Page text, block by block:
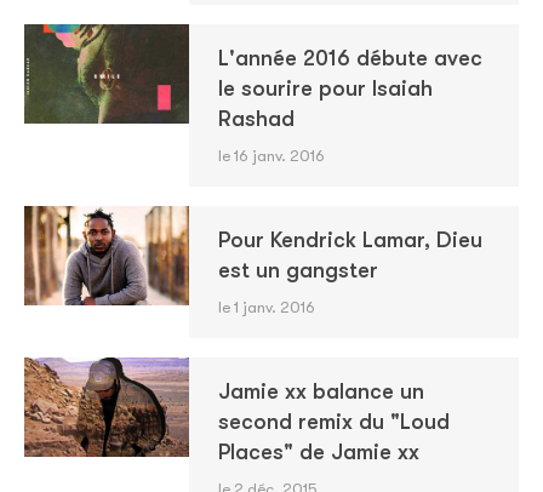
L'année 2016 débute avec
le sourire pour Isaiah
Rashad
le 16 janv. 2016
Pour Kendrick Lamar, Dieu
est un gangster
le 1 janv. 2016
Jamie xx balance un
second remix du "Loud
Places" de Jamie xx